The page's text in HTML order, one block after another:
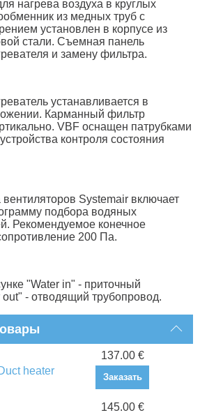
нагрева воздуха в круглых
из медных труб с
установлен в корпусе из
стали. Съемная панель
и замену фильтра.
устанавливается в
Карманный фильтр
VBF оснащен патрубками
контроля состояния
Systemair включает
подбора водяных
Рекомендуемое конечное
200 Па.
"Water in" - приточный
- отводящий трубопровод.
heater
137.00 €
Заказать
145.00 €